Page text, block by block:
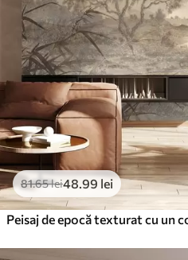
81.65lei48 .99 lei